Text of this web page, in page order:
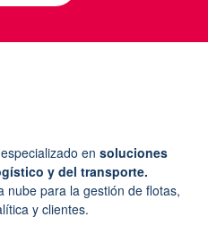
en soluciones
y del transporte.
nube para la gestión de flotas,
y clientes.